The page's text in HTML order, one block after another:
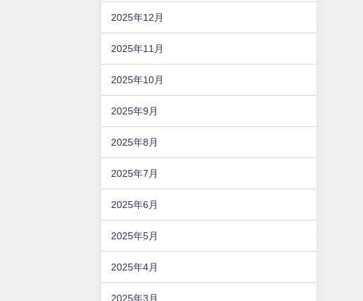
2025年12月
2025年11月
2025年10月
2025年9月
2025年8月
2025年7月
2025年6月
2025年5月
2025年4月
2025年3月